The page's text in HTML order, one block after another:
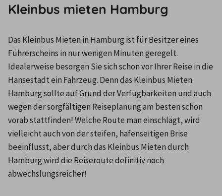
Kleinbus mieten Hamburg
Das Kleinbus Mieten in Hamburg ist für Besitzer eines
Führerscheins in nur wenigen Minuten geregelt.
Idealerweise besorgen Sie sich schon vor Ihrer Reise in die
Hansestadt ein Fahrzeug. Denn das Kleinbus Mieten
Hamburg sollte auf Grund der Verfügbarkeiten und auch
wegen der sorgfältigen Reiseplanung am besten schon
vorab stattfinden! Welche Route man einschlägt, wird
vielleicht auch von der steifen, hafenseitigen Brise
beeinflusst, aber durch das Kleinbus Mieten durch
Hamburg wird die Reiseroute definitiv noch
abwechslungsreicher!